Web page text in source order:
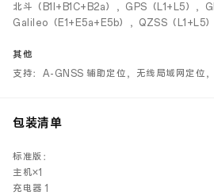
北斗（B1I+B1C+B2a），GPS（L1+L5），
Galileo（E1+E5a+E5b），QZSS（L1+L5）
其他
支持：A-GNSS 辅助定位，无线局域网定位
包装清单
标准版：
主机×1
充电器 1